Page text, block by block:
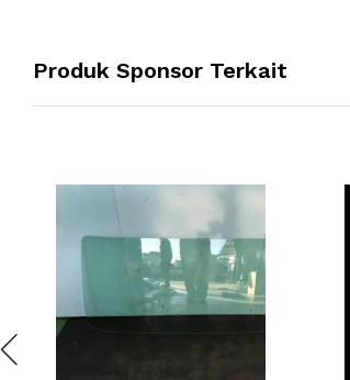
Produk Sponsor Terkait